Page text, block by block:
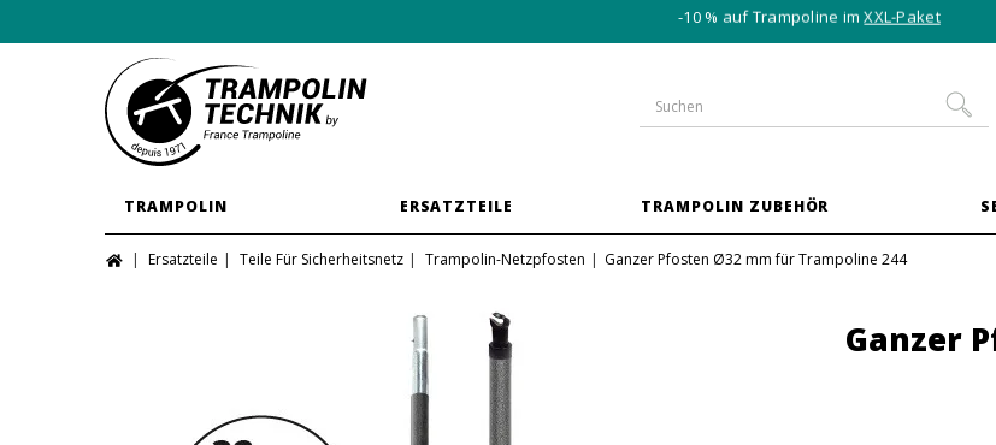
-10 % auf Trampoline imXXL-Paket
TRAMPOLIN ERSATZTEILE TRAMPOLIN ZUBEHÖR
Ersatzteile Teile Für Sicherheitsnetz Trampolin-Netzpfosten Ganzer Pfosten Ø32 mm für Trampoline 244
Ganzer